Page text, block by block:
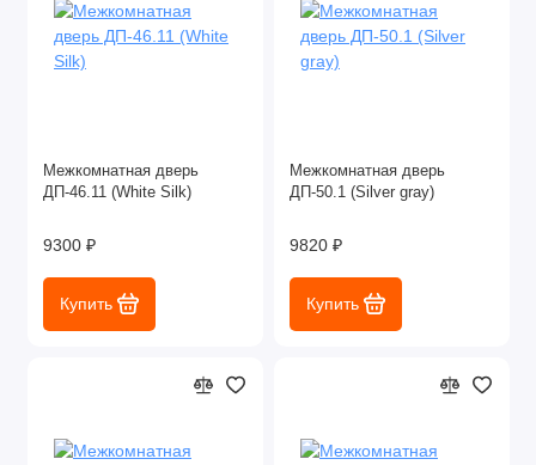
Межкомнатная дверь
ДП-46.11 (White Silk)
9300 ₽
Купить
Межкомнатная дверь
ДП-50.1 (Silver gray)
9820 ₽
Купить